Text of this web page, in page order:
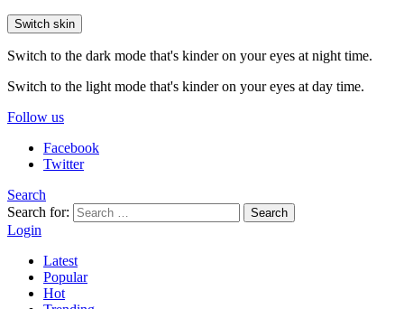
Switch skin
Switch to the dark mode that's kinder on your eyes at night time.
Switch to the light mode that's kinder on your eyes at day time.
Follow us
Facebook
Twitter
Search
Search for:
Search
Login
Latest
Popular
Hot